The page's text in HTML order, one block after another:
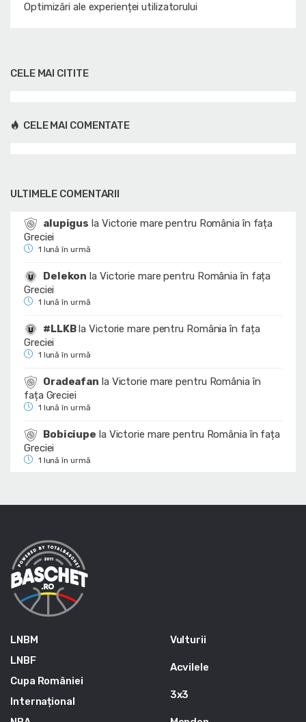
Optimizări ale experienței utilizatorului
CELE MAI CITITE
CELE MAI COMENTATE
ULTIMELE COMENTARII
alupigus la Victorie mare pentru România în fața
Greciei
1 lună în urmă
Delekon la Victorie mare pentru România în fața
Greciei
1 lună în urmă
#LLKBlaVictorie mare pentru România în fața
Greciei
1 lună în urmă
Oradeafan la Victorie mare pentru România în
fața Greciei
1 lună în urmă
Bobiciupe la Victorie mare pentru România în fața
Greciei
1 lună în urmă
LNBM
LNBF
Cupa României
Internațional
Vulturii
Acvilele
3x3